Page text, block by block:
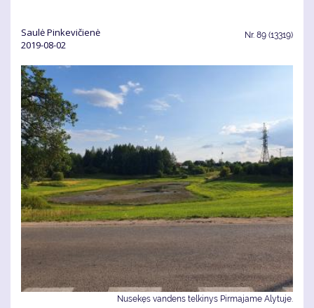
Saulė Pinkevičienė
2019-08-02
Nr. 89 (13319)
Nusekęs vandens telkinys Pirmajame Alytuje.